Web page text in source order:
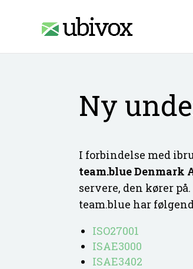
Ny
I forbindelse med
team.blue Denmark
servere, den kører på.
team.blue har
ISO27001
ISAE3000
ISAE3402